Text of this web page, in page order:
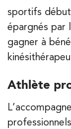
sportifs
épargnés par
gagner à
Athlète
68
01 44
PRENEZ
PRENEZ
20